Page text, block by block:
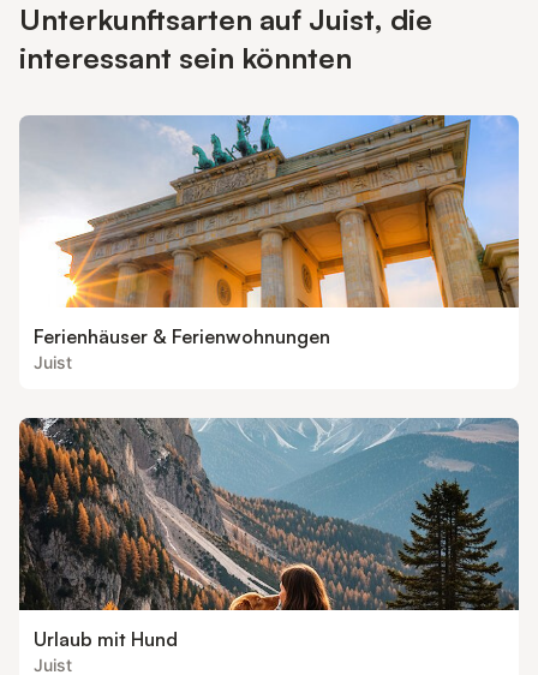
Unterkunftsarten auf Juist, die
interessant sein könnten
Ferienhäuser & Ferienwohnungen
Juist
Urlaub mit Hund
Juist